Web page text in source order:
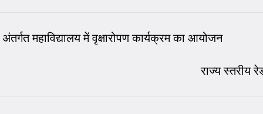
महाविद्यालय में वृक्षारोपण कार्यक्रम का आयोजन
राज्य स्तरीय